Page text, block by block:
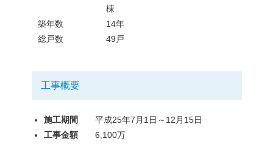
棟
築年数
14年
総戸数
49戸
工事概要
施工期間 平成25年7月1日～12月15日
工事金額6,100万